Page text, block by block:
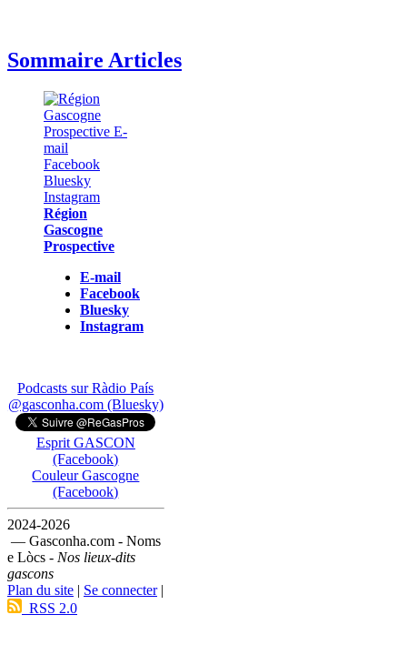
Sommaire Articles
Région
Gascogne
Prospective
E-mail
Facebook
Bluesky
Instagram
Podcasts sur Ràdio País
@gasconha.com (Bluesky)
Esprit GASCON
(Facebook)
Couleur Gascogne
(Facebook)
2024-2026
— Gasconha.com - Noms
e Lòcs - Nos lieux-dits
gascons
Plan du site | Se connecter|
RSS 2.0